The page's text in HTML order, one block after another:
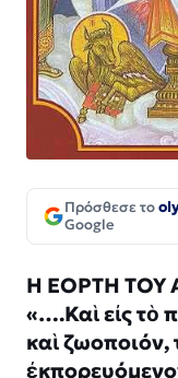
Πρόσθεσε το
Google
Η ΕΟΡΤΗ ΤΟΥ
«….Καὶ εἰς τὸ
καὶ ζωοποιόν,